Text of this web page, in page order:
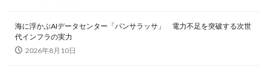
海に浮かぶAIデータセンター「パンサラッサ」 電力不足を突破する次世
代インフラの実力
2026年8月10日